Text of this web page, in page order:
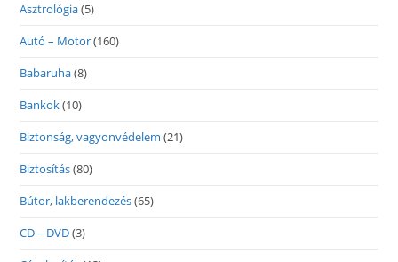
Asztrológia(5)
Autó – Motor(160)
Babaruha(8)
Bankok(10)
Biztonság, vagyonvédelem (21)
Biztosítás(80)
Bútor, lakberendezés(65)
CD – DVD(3)